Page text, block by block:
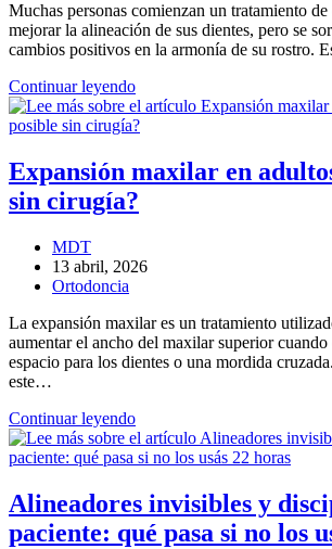
la
entrada:
Muchas personas comienzan un tratamiento
mejorar la alineación de sus dientes, pero se
cambios positivos en la armonía de su rostro.
Continuar leyendo¿La
ortodoncia
puede
el
perfil
facial?
Expansión maxilar en
sin cirugía?
Autor
de
la
MDT
Entrada
publicada:
13 abril, 2026
Categoría
la
entrada:
Ortodoncia
La expansión maxilar es un tratamiento
aumentar el ancho del maxilar superior cuando
espacio para los dientes o una mordida
este…
Continuar leyendoExpansión
maxilar
en
¿es
posible
sin
Alineadores invisibles y
paciente: qué pasa si no los